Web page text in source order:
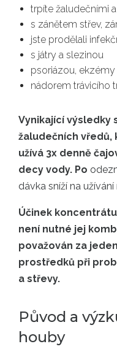
trpíte žaludečními
s zánětem střev,
jste prodělali
s játry a slezinou
psoriázou,
nádorem trávicího
Vynikající výsledky
žaludečních vředů,
užívá 3x denně
decy vody. Po
dávka sníží na užívání
Účinek
není nutné jej
považován za
prostředků při
a střevy.
Původ a
houby